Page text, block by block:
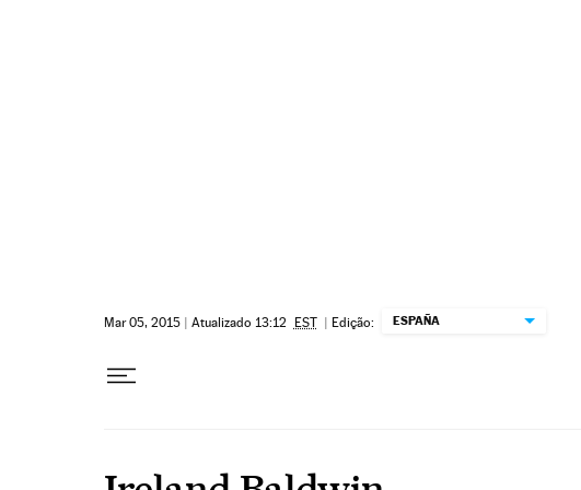
Mar 05, 2015 | Atualizado 13:12 EST | Edição: ESPAÑA